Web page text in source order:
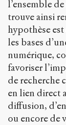
l’ensemble
trouve ainsi
hypothèse est
les bases
numérique,
favoriser
de recherche
en lien direct
diffusion,
ou encore de